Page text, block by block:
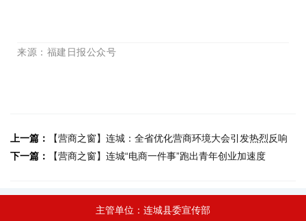
来源 ：福建日报公众号
上一篇：
【营商之窗】连城：全省优化营商环境大会引发热烈反响
下一篇：
【营商之窗】连城“电商一件事”跑出青年创业加速度
主管单位：连城县委宣传部